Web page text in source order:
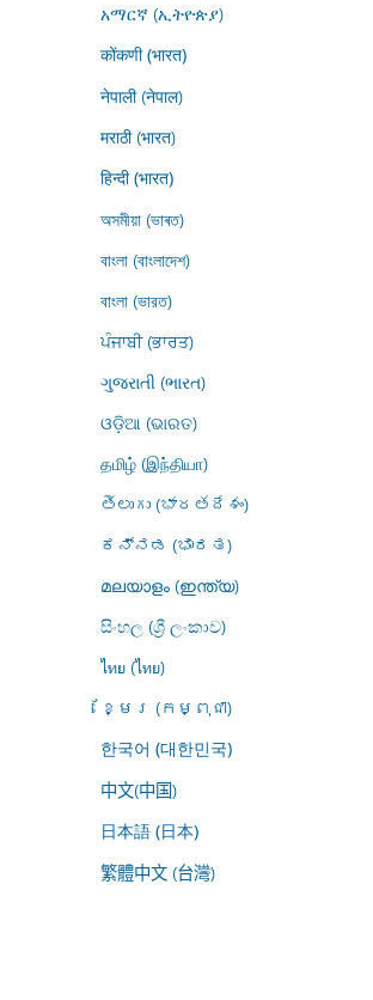
አማርኛ (ኢትዮጵያ)
कोंकणी (भारत)
नेपाली (नेपाल)
मराठी (भारत)
हिन्दी (भारत)
অসমীয়া (ভাৰত)
বাংলা (বাংলাদেশ)
বাংলা (ভারত)
ਪੰਜਾਬੀ (ਭਾਰਤ)
ગુજરાતી (ભારત)
ଓଡ଼ିଆ (ଭାରତ)
தமிழ் (இந்தியா)
తెలుగు (భారతదేశం)
ಕನ್ನಡ (ಭಾರತ)
മലയാളം (ഇന്ത്യ)
සිංහල (ශ්‍රී ලංකාව)
ไทย (ไทย)
ខ្មែរ (កម្ពុជា)
한국어 (대한민국)
中文(中国)
日本語 (日本)
繁體中文 (台灣)